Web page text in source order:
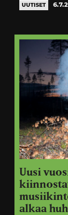
UUTISET
Uusi
alkaa